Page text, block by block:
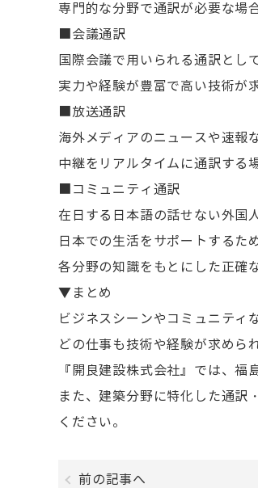
専門的な分野で通訳が必要な場
■会議通訳
国際会議で用いられる通訳とし
実力や経験が豊富で高い技術が
■放送通訳
海外メディアのニュースや速報
中継をリアルタイムに通訳する
■コミュニティ通訳
在日する日本語の話せない外国
日本での生活をサポートするた
各分野の知識をもとにした正確
▼まとめ
ビジネスシーンやコミュニティ
どの仕事も技術や経験が求めら
『開良建設株式会社』では、福
また、建築分野に特化した通訳
ください。
前の記事へ